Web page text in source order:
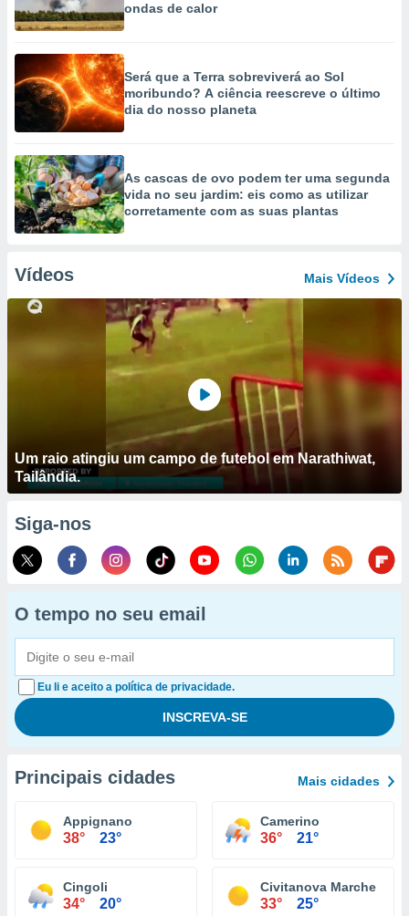
ondas de calor
Será que a Terra sobreviverá ao Sol
moribundo? A ciência reescreve o último
dia do nosso planeta
As cascas de ovo podem ter uma segunda
vida no seu jardim: eis como as utilizar
corretamente com as suas plantas
Vídeos Mais Vídeos
Um raio atingiu um campo de futebol em Narathiwat,
Tailândia.
Siga-nos
O tempo no seu email
Eu li e aceito a política de privacidade.
Principais cidades Mais cidades
Appignano
38° 23°
Camerino
36° 21°
Cingoli
34° 20°
Civitanova Marche
33° 25°